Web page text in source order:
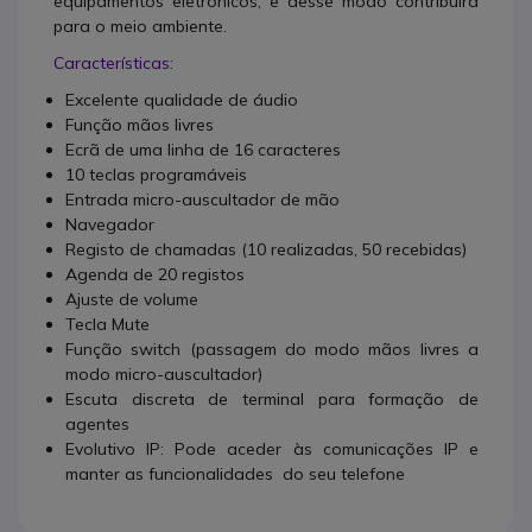
para o meio ambiente.
Características:
Excelente qualidade de áudio
Função mãos livres
Ecrã de uma linha de 16 caracteres
10 teclas programáveis
Entrada micro-auscultador de mão
Navegador
Registo de chamadas (10 realizadas, 50 recebidas)
Agenda de 20 registos
Ajuste de volume
Tecla Mute
Função switch (passagem do modo mãos livres a
modo micro-auscultador)
Escuta discreta de terminal para formação de
agentes
Evolutivo IP: Pode aceder às comunicações IP e
manter as funcionalidades do seu telefone